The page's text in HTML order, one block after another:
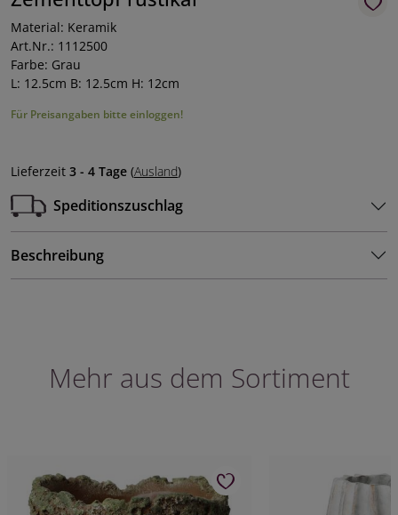
Material: Keramik
Art.Nr.: 1112500
Farbe: Grau
L: 12.5cm B: 12.5cm H: 12cm
Für Preisangaben bitte einloggen!
Lieferzeit 3 - 4 Tage (Ausland)
Speditionszuschlag
Beschreibung
Mehr aus dem Sortiment